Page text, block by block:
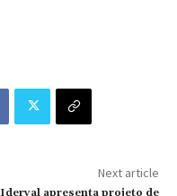
Next article
Iderval apresenta projeto de